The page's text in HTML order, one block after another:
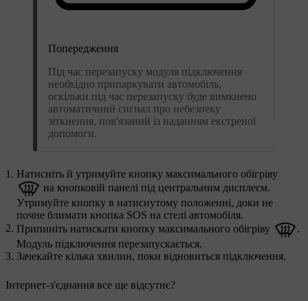
Попередження
Під час перезапуску модуля підключення
необхідно припаркувати автомобіль,
оскільки під час перезапуску буде вимкнено
автоматичний сигнал про небезпеку
зіткнення, пов'язаний із наданням екстреної
допомоги.
Натисніть й утримуйте кнопку максимального обігріву
на кнопковій панелі під центральним дисплеєм.
Утримуйте кнопку в натиснутому положенні, доки не
почне блимати кнопка SOS на стелі автомобіля.
Припиніть натискати кнопку максимального обігріву
Модуль підключення перезапускається.
Зачекайте кілька хвилин, поки відновиться підключення.
Інтернет-з'єднання все ще відсутнє?